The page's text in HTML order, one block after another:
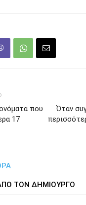
που
17
Όταν
ΤΟΝ ΔΗΜΙΟΥΡΓΟ